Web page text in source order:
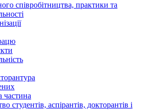
співробітництва, практики та
частина
студентів, аспірантів, докторантів і